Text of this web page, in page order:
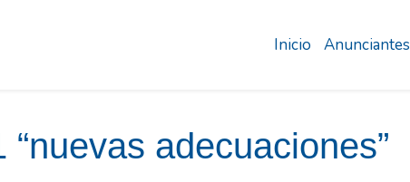
Inicio Anunciantes
adecuaciones”